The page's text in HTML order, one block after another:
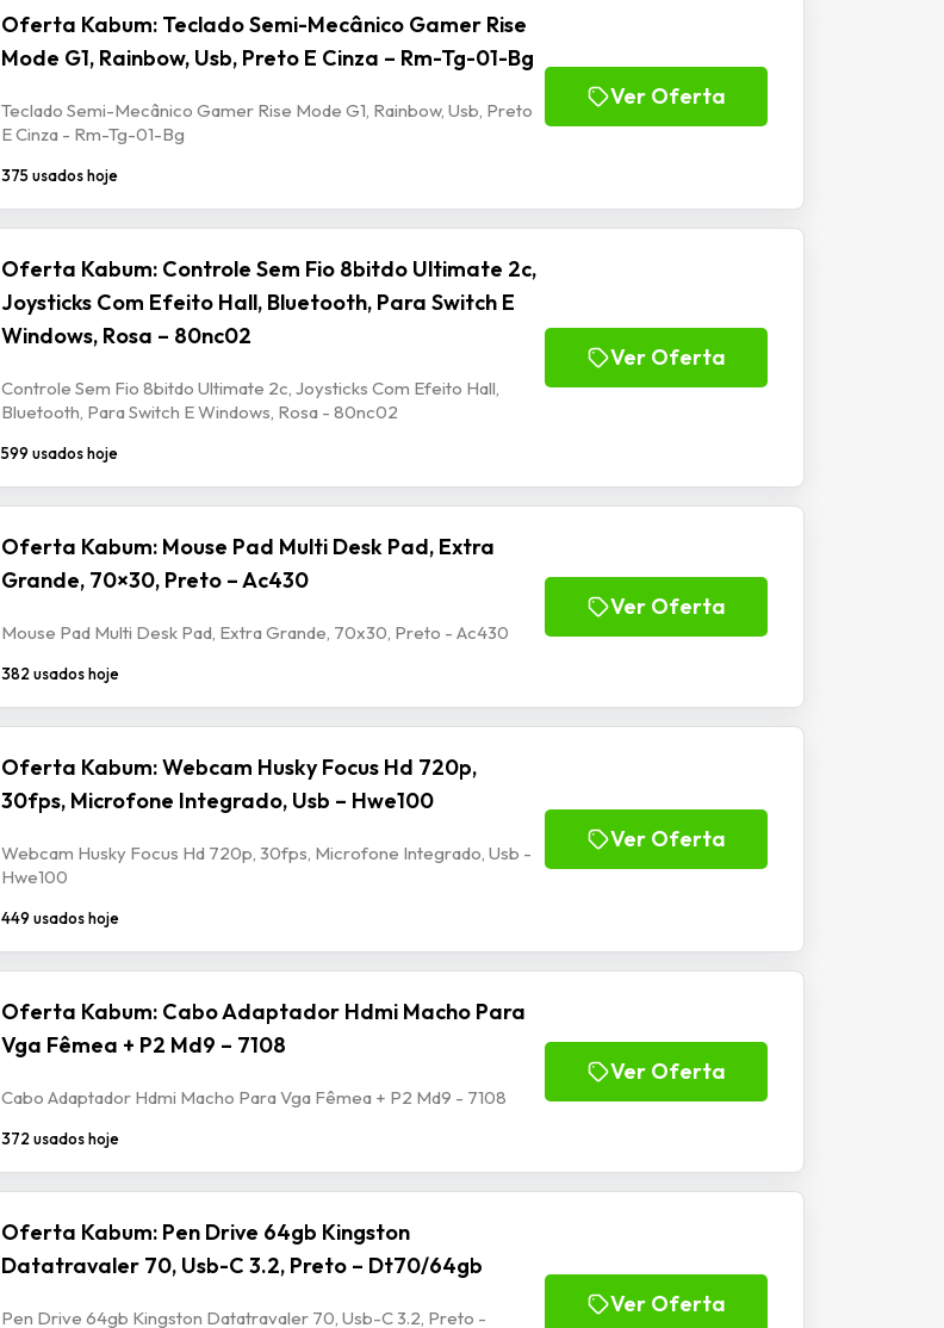
Oferta Kabum: Teclado Semi-Mecânico Gamer Rise
Mode G1, Rainbow, Usb, Preto E Cinza – Rm-Tg-01-Bg
Teclado Semi-Mecânico Gamer Rise Mode G1, Rainbow, Usb, Preto
E Cinza - Rm-Tg-01-Bg
375 usados hoje
Ver Oferta
Oferta Kabum: Controle Sem Fio 8bitdo Ultimate 2c,
Joysticks Com Efeito Hall, Bluetooth, Para Switch E
Windows, Rosa – 80nc02
Controle Sem Fio 8bitdo Ultimate 2c, Joysticks Com Efeito Hall,
Bluetooth, Para Switch E Windows, Rosa - 80nc02
599 usados hoje
Ver Oferta
Oferta Kabum: Mouse Pad Multi Desk Pad, Extra
Grande, 70×30, Preto – Ac430
Mouse Pad Multi Desk Pad, Extra Grande, 70x30, Preto - Ac430
382 usados hoje
Ver Oferta
Oferta Kabum: Webcam Husky Focus Hd 720p,
30fps, Microfone Integrado, Usb – Hwe100
Webcam Husky Focus Hd 720p, 30fps, Microfone Integrado, Usb -
Hwe100
449 usados hoje
Ver Oferta
Oferta Kabum: Cabo Adaptador Hdmi Macho Para
Vga Fêmea + P2 Md9 – 7108
Cabo Adaptador Hdmi Macho Para Vga Fêmea + P2 Md9 - 7108
372 usados hoje
Ver Oferta
Oferta Kabum: Pen Drive 64gb Kingston
Datatravaler 70, Usb-C 3.2, Preto – Dt70/64gb
Pen Drive 64gb Kingston Datatravaler 70, Usb-C 3.2, Preto -
Ver Oferta